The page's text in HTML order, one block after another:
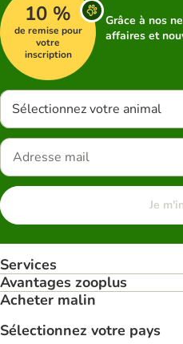
10 %
de remise pour
votre
inscription
Grâce à nos
affaires et
Sélectionnez votre animal
Je
Services
Avantages zooplus
Acheter malin
Sélectionnez votre pays